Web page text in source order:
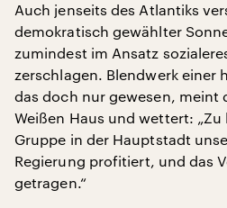
Auch jenseits des Atlantiks
demokratisch gewählter
zumindest im Ansatz
zerschlagen. Blendwerk einer
das doch nur gewesen, meint
Weißen Haus und wettert:
Gruppe in der Hauptstadt
Regierung profitiert, und das
getragen.“